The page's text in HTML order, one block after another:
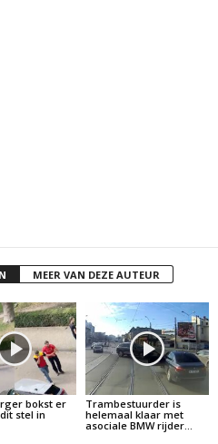
MEER VAN DEZE AUTEUR
bokst er
stel in
Trambestuurder is
helemaal klaar met
asociale BMW rijder…